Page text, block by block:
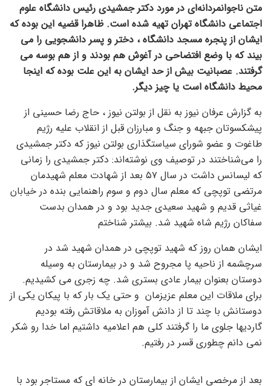
متن ناجوانمردانه‌ای در مورد دکتر جمشیدی رئیس دانشگاه علوم
اجتماعی دانشگاه تهران تهیه شده است. ظاهرا قضیه این بوده که
ایشان از پنجره مسجد دانشگاه ، دختر و پسر دانشجویی را می
بیند که با وضع افتضاحی در آغوش هم بودند و از هم بوسه می
گرفتند. عصبانیت بیش از حد ایشان به این علت بوده که اینجا
محیط دانشگاه است یا چیز دیگر.
به گزارش عرفان نیوز به نقل از بولتن نیوز ، حاج رضا حسینی از
پیشکسوتان جبهه و جنگ و مبارزان قبل از انقلاب علیه رژیم
طاغوت و عضو شورای سیاستگذاری بولتن نیوز که دکتر جمشیدی
را می‌شناختند در توصیف وی نوشته‌اند: دکتر جمشیدی را زمانی
که لیسانس داشت در سال ۵۷ بعد از شهادت معلم شهیدمان
مرتضی توپچی که معلم سال دوم و سوم راهنمایی بنده در خیابان
غیاثی قدیم و شهید سعیدی جدید بود و در همدان بدست
سفاکان رژیم شاه شهید شد. بیشتر شناختم
ایشان همان روز که شهید توپچی در همدان شهید شد در
سرچشمه از ناحیه پا مجروح شد و در بیمارستان به وسیله
دوستان بعنوان بیمار عادی بستری شد. چه زجری می کشیدیم.
برای ملاقات این معلم عزیزمان و حتی یک بار که با پیکان یکی از
دوستانش با چند تا از دانش آموزان به ملاقاتش رفته بودیم
گاردیها جلوی ما را گرفتند کلی هم اعلامیه داشتیم اما خدا رو شکر
نمی دانم چطوری قسر در رفتیم.
بعد از مرخصی ایشان از بیمارستان در خانه ای که مستاجر بود با